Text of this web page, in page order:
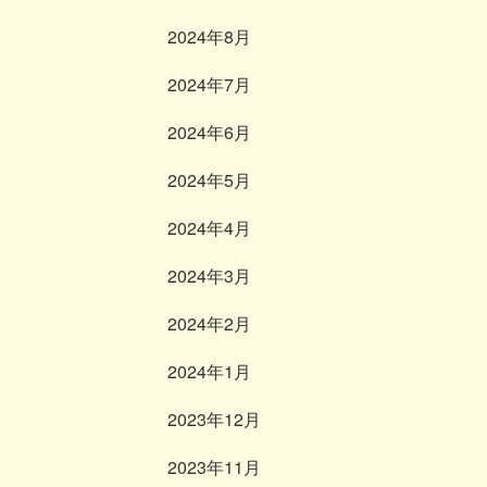
2024年8月
2024年7月
2024年6月
2024年5月
2024年4月
2024年3月
2024年2月
2024年1月
2023年12月
2023年11月